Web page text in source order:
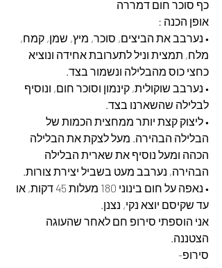
כף סוכר חום דמררה
אופן הכנה :
• נערבב את הביצים, סוכר, מיץ, שמן, קמח,
מלח, תמצית וניל לתערובת אחידה ונוציא
כחצי כוס מהבלילה ונשמור בצד.
• נערבב שוקולית, קינמון וסוכר חום, ונוסיף
לבלילה שהשארנו בצד.
• ליצוק קצת יותר ממחצית הכמות של
הבלילה הבהירה. מעל לצקת את הבלילה
הכהה ומעל נוסיף את שארית הבלילה
הבהירה, נערבב מעט בשביל יצירת צורות.
• נאפה על חום בינוני 180 מעלות 45 דקות, או
עד שקיסם יוצא נקי, נצנן.
אני הוספתי סירופ חם לאחר שהעוגה
הצטננה.
סירופ-